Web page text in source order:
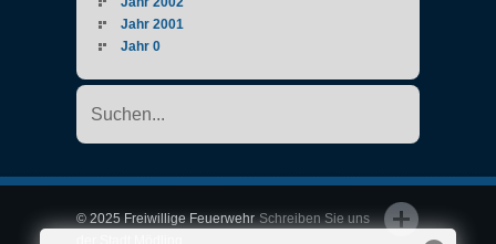
Jahr 2001
Jahr 0
Schreiben Sie uns
© 2025 Freiwillige Feuerwehr